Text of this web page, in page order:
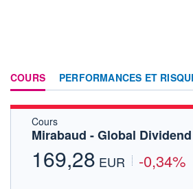
COURS PERFORMANCES ET
Cours
Mirabaud - Global
169,28 EUR -0,34%